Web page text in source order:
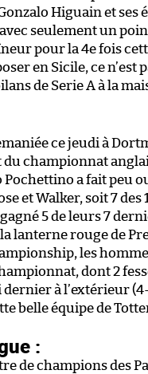
Higuain et ses
seulement un
pour la 4e fois
en Sicile, ce n’est
de Serie A à la
ce jeudi à
championnat
Pochettino a fait peu
et Walker, soit 7
5 de leurs 7
lanterne rouge de
les
dont 2
à l’extérieur
belle équipe de
:
de champions des